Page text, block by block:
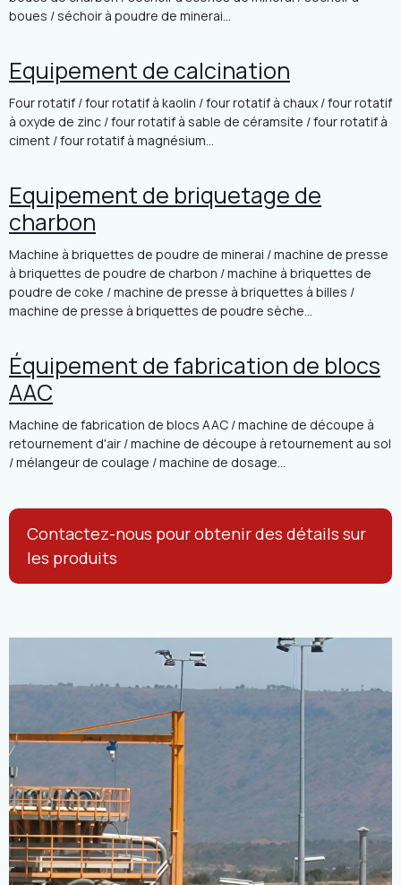
boues / séchoir à poudre de minerai...
Equipement de calcination
Four rotatif / four rotatif à kaolin / four rotatif à chaux / four rotatif
à oxyde de zinc / four rotatif à sable de céramsite / four rotatif à
ciment / four rotatif à magnésium...
Equipement de briquetage de
charbon
Machine à briquettes de poudre de minerai / machine de presse
à briquettes de poudre de charbon / machine à briquettes de
poudre de coke / machine de presse à briquettes à billes /
machine de presse à briquettes de poudre sèche...
Équipement de fabrication de blocs
AAC
Machine de fabrication de blocs AAC / machine de découpe à
retournement d'air / machine de découpe à retournement au sol
/ mélangeur de coulage / machine de dosage...
Contactez-nous pour obtenir des détails sur
les produits